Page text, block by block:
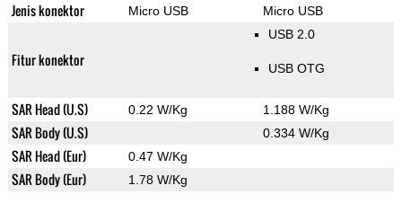
Jenis konektor Micro USB Micro USB
Fitur konektor
USB 2.0
USB OTG
SAR Head (U.S) 0.22 W/Kg 1.188 W/Kg
SAR Body (U.S) 0.334 W/Kg
SAR Head (Eur) 0.47 W/Kg
SAR Body (Eur) 1.78 W/Kg